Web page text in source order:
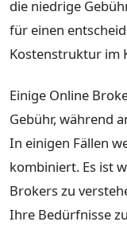
die niedrige
für einen
Kostenstruktur im
Einige Online
Gebühr, während
In einigen Fällen
kombiniert. Es ist
Brokers zu
Ihre Bedürfnisse